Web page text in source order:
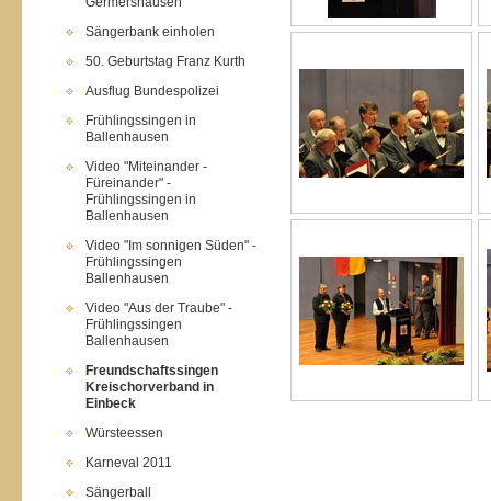
Sängerbank einholen
50. Geburtstag Franz Kurth
Ausflug Bundespolizei
Frühlingssingen in
Ballenhausen
Video "Miteinander -
Füreinander" -
Frühlingssingen in
Ballenhausen
Video "Im sonnigen Süden" -
Frühlingssingen
Ballenhausen
Video "Aus der Traube" -
Frühlingssingen
Ballenhausen
Freundschaftssingen
Kreischorverband in
Einbeck
Würsteessen
Karneval 2011
Sängerball